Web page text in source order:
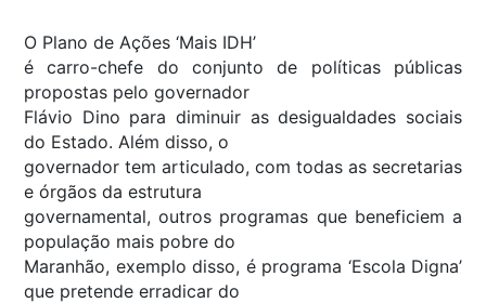
O Plano de Ações ‘Mais IDH’
é carro-chefe do conjunto de políticas públicas
propostas pelo governador
Flávio Dino para diminuir as desigualdades sociais
do Estado. Além disso, o
governador tem articulado, com todas as secretarias
e órgãos da estrutura
governamental, outros programas que beneficiem a
população mais pobre do
Maranhão, exemplo disso, é programa ‘Escola Digna’
que pretende erradicar do